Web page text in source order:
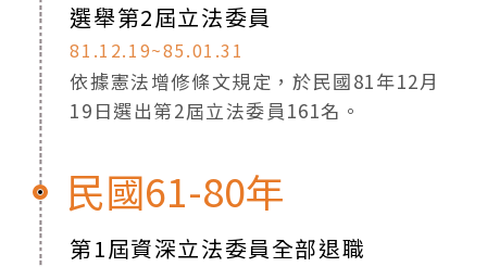
選舉第2屆立法委員
81.12.19~85.01.31
依據憲法增修條文規定，於民國81年12月
19日選出第2屆立法委員161名。
民國61-80年
第1屆資深立法委員全部退職